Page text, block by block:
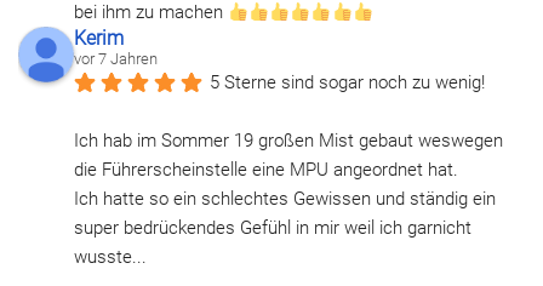
bei ihm zu machen
Kerim
vor 7 Jahren
5 Sterne sind sogar noch zu wenig!
Ich hab im Sommer 19 großen Mist gebaut weswegen
die Führerscheinstelle eine MPU angeordnet hat.
Ich hatte so ein schlechtes Gewissen und ständig ein
super bedrückendes Gefühl in mir weil ich garnicht
wusste...